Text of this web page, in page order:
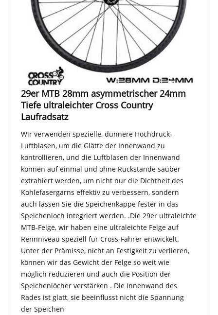
29er MTB 28mm asymmetrischer 24mm
Tiefe ultraleichter Cross Country
Laufradsatz
Wir verwenden spezielle, dünnere Hochdruck-
Luftblasen, um die Glätte der Innenwand zu
kontrollieren, und die Luftblasen der Innenwand
können auf einmal und ohne Rückstände sauber
extrahiert werden, um nicht nur die Dichtheit des
Kohlefasergarns effektiv zu verbessern, sondern
auch lassen Sie die Speichenkappe fester in das
Speichenloch integriert werden. .Die 29er ultraleichte
MTB-Felge, wir haben eine ultraleichte Felge auf
Rennniveau speziell für Cross-Fahrer entwickelt.
Unter der Prämisse, nicht an Festigkeit zu verlieren,
können wir das Gewicht der Felge so weit wie
möglich reduzieren und auch die Position der
Speichenlöcher verstärken . Die Innenwand des
Rades ist glatt, sie beeinflusst nicht die Spannung
der Speichen